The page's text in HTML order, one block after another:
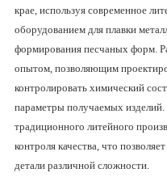
крае, используя современное
оборудованием для плавки
формирования песчаных форм.
опытом, позволяющим
контролировать химический
параметры получаемых
традиционного литейного
контроля качества, что
детали различной сложности.